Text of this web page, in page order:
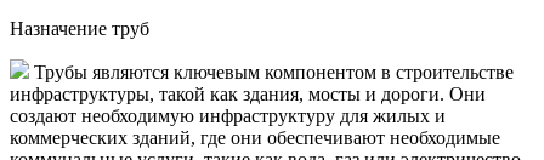
Назначение труб
Трубы являются ключевым компонентом в строительстве
инфраструктуры, такой как здания, мосты и дороги. Они
создают необходимую инфраструктуру для жилых и
коммерческих зданий, где они обеспечивают необходимые